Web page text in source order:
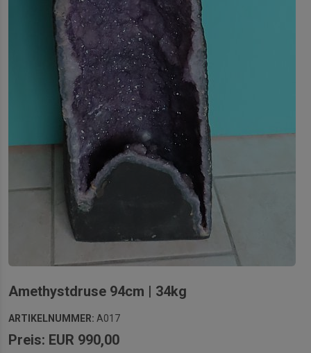
Amethystdruse 94cm | 34kg
ARTIKELNUMMER: A017
Preis: EUR 990,00